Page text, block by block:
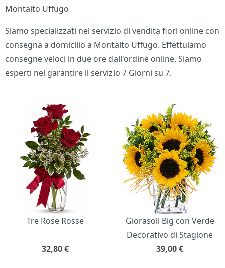
Montalto Uffugo
Siamo specializzati nel servizio di vendita fiori online con
consegna a domicilio a Montalto Uffugo. Effettuiamo
consegne veloci in due ore dall'ordine online. Siamo
esperti nel garantire il servizio 7 Giorni su 7.
Bouquet di fiori
Tre Rose Rosse
32,80€
Giorasoli Big con Verde
Decorativo di Stagione
39,00€